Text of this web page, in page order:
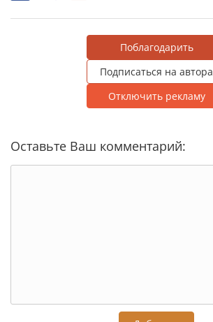
Поблагодарить
Подписаться на автора
Отключить рекламу
Оставьте Ваш комментарий: